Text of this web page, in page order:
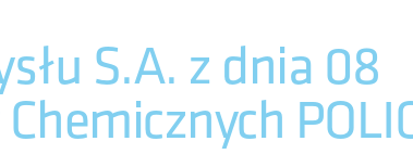
S.A. z dnia 08